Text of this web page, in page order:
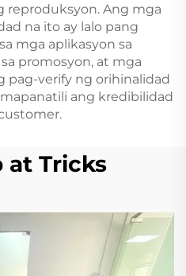
reproduksyon. Ang mga
na ito ay lalo pang
mga aplikasyon sa
promosyon, at mga
pag-verify ng orihinalidad
ang kredibilidad
at Tricks